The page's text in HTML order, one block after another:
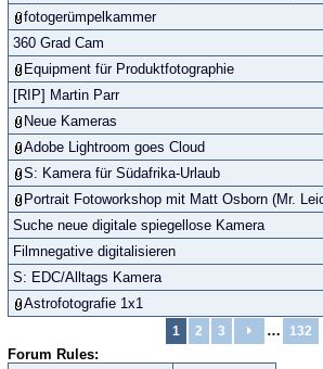
fotogerümpelkammer
360 Grad Cam
Equipment für Produktfotographie
[RIP] Martin Parr
Neue Kameras
Adobe Lightroom goes Cloud
S: Kamera für Südafrika-Urlaub
Portrait Fotoworkshop mit Matt Osborn (Mr.
Suche neue digitale spiegellose Kamera
Filmnegative digitalisieren
S: EDC/Alltags Kamera
Astrofotografie 1x1
1 2 3 … 132
Forum Rules: